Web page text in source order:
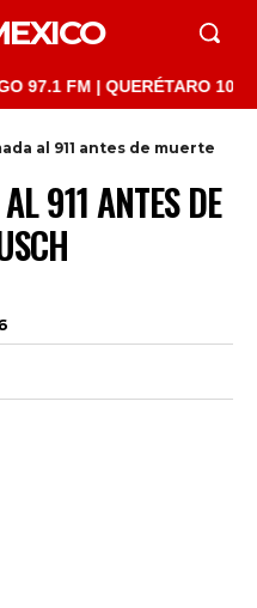
| QUERÉTARO 103.1
al 911 antes de muerte
911 ANTES DE